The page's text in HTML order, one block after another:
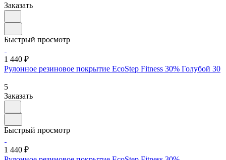
Заказать
Быстрый просмотр
1 440 ₽
Рулонное резиновое покрытие EcoStep Fitness 30% Голубой 30
5
Заказать
Быстрый просмотр
1 440 ₽